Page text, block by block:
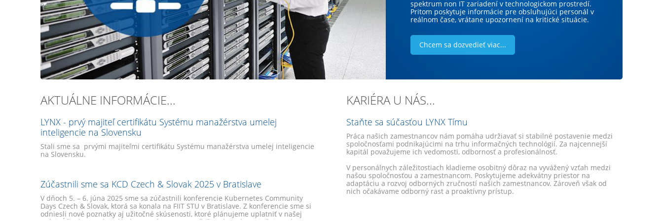
Ocenenie Cisco Technical Innovation Partner patrí
partnerovi, ktorý si vybral Cisco pre skutočne inovatívny
projekt mimo tradičnej oblasti predaja sietí.
Chcem sa dozvedieť viac...
Tento rok sa nám podarilo získať dve výnimočné
ocenenia od nášho technologického partnera Check
Point. Našu firmu ocenil ako Inovatívneho partnera pre
Chcem sa dozvedieť viac...
spektrum non IT zariadení v technologickom prostredí.
Pritom poskytuje informácie pre obsluhujúci personál v
reálnom čase, vrátane upozornení na kritické situácie.
Chcem sa dozvedieť viac...
AKTUÁLNE INFORMÁCIE...
LYNX - prvý majiteľ certifikátu Systému manažérstva umelej
inteligencie na Slovensku
Stali sme sa prvými majiteľmi certifikátu Systému manažérstva umelej inteligencie
na Slovensku.
Zúčastnili sme sa KCD Czech & Slovak 2025 v Bratislave
V dňoch 5. – 6. júna 2025 sme sa zúčastnili konferencie Kubernetes Community
Days Czech & Slovak, ktorá sa konala na FIIT STU v Bratislave. Z konferencie sme si
odniesli nové poznatky aj užitočné skúsenosti, ktoré plánujeme uplatniť v našej
KARIÉRA U NÁS...
Staňte sa súčasťou LYNX Tímu
Práca našich zamestnancov nám pomáha udržiavať si stabilné postavenie medzi
spoločnosťami podnikajúcimi na trhu informačných technológií. Za najcennejší
kapitál považujeme ich vedomosti, odbornosť a profesionálnosť.
V personálnych záležitostiach kladieme osobitný dôraz na vyvážený vzťah medzi
našou spoločnosťou a zamestnancom. Poskytujeme adekvátny priestor na
adaptáciu a rozvoj odborných zručností našich zamestnancov. Zároveň však od
nich očakávame odborný rast a proaktívny prístup.